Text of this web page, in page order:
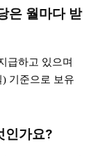
은 월마다 받
급하고 있으며
기준으로 보유
인가요?